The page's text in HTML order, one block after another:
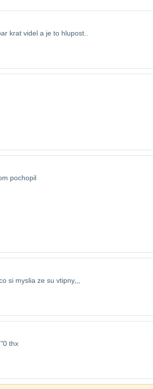
krat videl a je to hlupost..
pochopil
si myslia ze su vtipny,,,
thx